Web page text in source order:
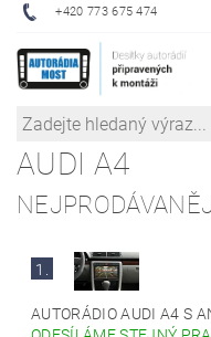
+420 773 675 474
AUDI A4
1.
AUTORÁDIO AUDI A4 S